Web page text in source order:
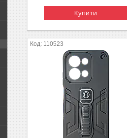
Купити
110523